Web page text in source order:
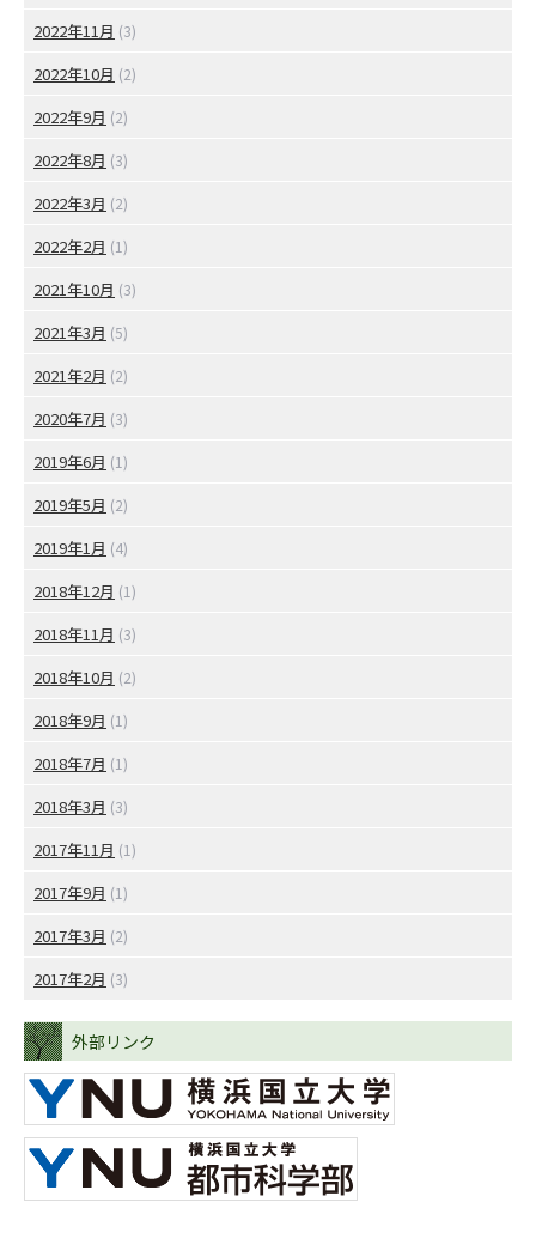
2022年11月 (3)
2022年10月 (2)
2022年9月 (2)
2022年8月 (3)
2022年3月 (2)
2022年2月 (1)
2021年10月 (3)
2021年3月 (5)
2021年2月 (2)
2020年7月 (3)
2019年6月 (1)
2019年5月 (2)
2019年1月 (4)
2018年12月 (1)
2018年11月 (3)
2018年10月 (2)
2018年9月 (1)
2018年7月 (1)
2018年3月 (3)
2017年11月 (1)
2017年9月 (1)
2017年3月 (2)
2017年2月 (3)
外部リンク